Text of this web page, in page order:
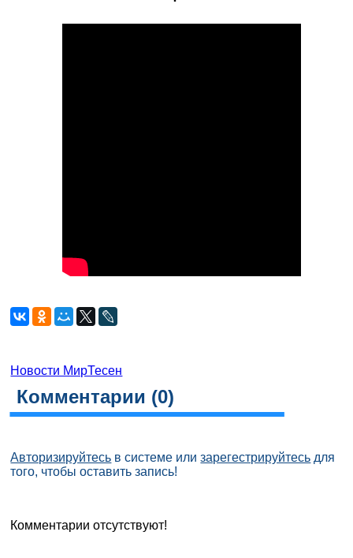
Новости МирТесен
Комментарии (0)
Авторизируйтесь в системе илизарегестрируйтесь для
того, чтобы оставить запись!
Комментарии отсутствуют!